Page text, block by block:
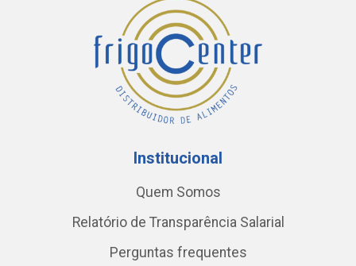
Institucional
Quem Somos
Relatório de Transparência Salarial
Perguntas frequentes